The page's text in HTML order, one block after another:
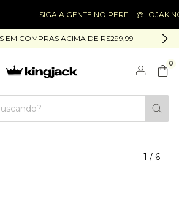
SIGA A GENTE NO PERFIL @LOJAKINGJACK
EM COMPRAS ACIMA DE R$299,99
0
1 / 6